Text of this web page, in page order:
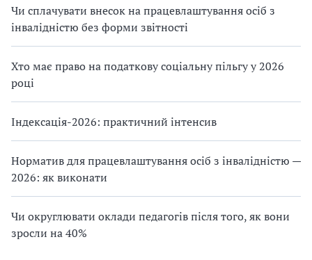
Чи сплачувати внесок на працевлаштування осіб з
інвалідністю без форми звітності
Хто має право на податкову соціальну пільгу у 2026
році
Індексація-2026: практичний інтенсив
Норматив для працевлаштування осіб з інвалідністю —
2026: як виконати
Чи округлювати оклади педагогів після того, як вони
зросли на 40%